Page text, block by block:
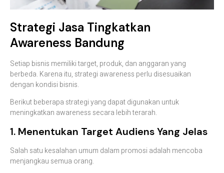
Strategi Jasa Tingkatkan
Awareness Bandung
Setiap bisnis memiliki target, produk, dan anggaran yang
berbeda. Karena itu, strategi awareness perlu disesuaikan
dengan kondisi bisnis.
Berikut beberapa strategi yang dapat digunakan untuk
meningkatkan awareness secara lebih terarah.
1. Menentukan Target Audiens Yang Jelas
Salah satu kesalahan umum dalam promosi adalah mencoba
menjangkau semua orang.